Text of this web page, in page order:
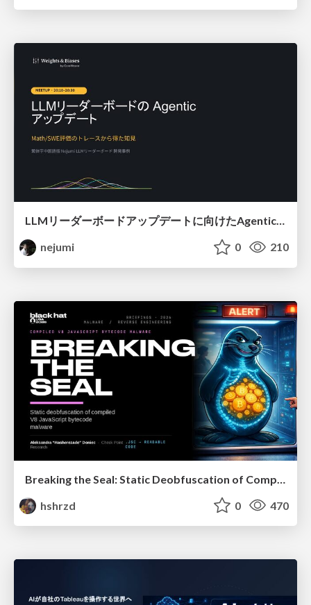
LLMリーダーボードアップデートに向けたAgentic Math_SWEのトレースについて
nejumi
0 210
hshrzd
0 470